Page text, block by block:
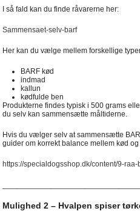
I så fald kan du finde råvarerne her:
Sammensaet-selv-barf
Her kan du vælge mellem forskellige
BARF kød
indmad
kallun
kødfulde ben
Produkterne findes typisk i 500 grams
du selv kan sammensætte måltiderne.
Hvis du vælger selv at sammensætte
guider om korrekt balance mellem kød
https://specialdogsshop.dk/content/9-
Mulighed 2 – Hvalpen spiser